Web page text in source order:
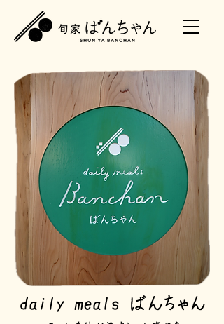
daily meals ばんちゃん